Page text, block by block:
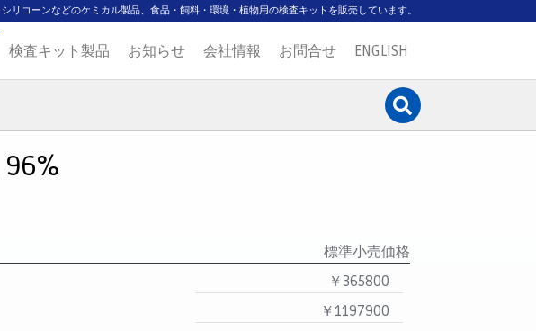
リコーンなどのケミカル製品、食品・飼料・環境・植物用の検査キットを販売しています。
検査キット製品 お知らせ 会社情報 お問合せ ENGLISH
96%
標準小売価格
￥365800
￥1197900